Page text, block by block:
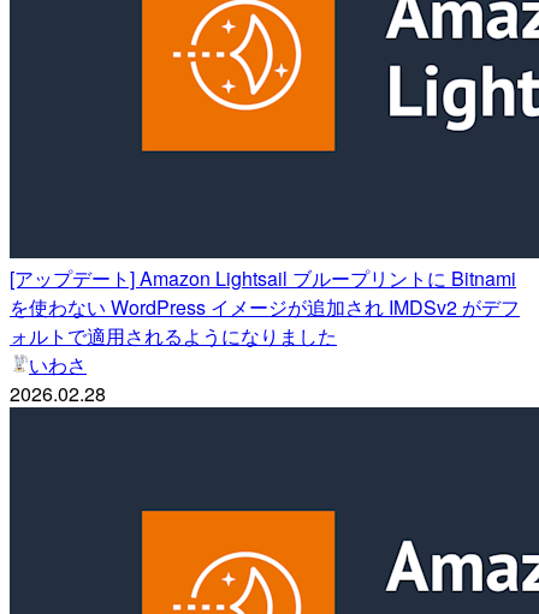
[アップデート] Amazon Lightsail ブループリントに Bitnami
を使わない WordPress イメージが追加され IMDSv2 がデフ
ォルトで適用されるようになりました
いわさ
2026.02.28